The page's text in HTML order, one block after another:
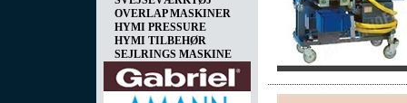
OVERLAP MASKINER
HYMI PRESSURE
HYMI TILBEHØR
SEJLRINGS MASKINE